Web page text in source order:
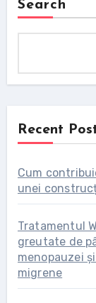
Search
Recent
Cum
unei
Tratamentul
greutate de
menopauzei
migrene